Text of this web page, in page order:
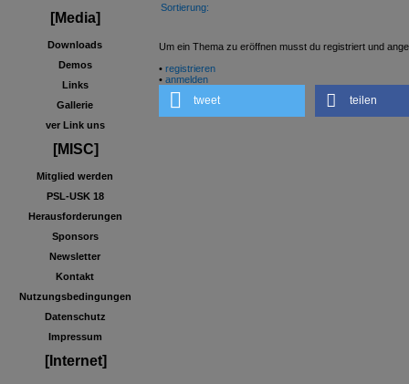
[Media]
Downloads
Demos
Links
Gallerie
ver Link uns
[MISC]
Mitglied werden
PSL-USK 18
Herausforderungen
Sponsors
Newsletter
Kontakt
Nutzungsbedingungen
Datenschutz
Impressum
[Internet]
Sortierung:
Um ein Thema zu eröffnen musst du registriert und
• registrieren
• anmelden
tweet teilen